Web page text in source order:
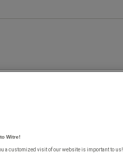
Witre!
a customized visit of our website is important to us!